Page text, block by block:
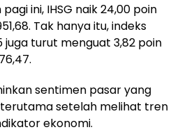
ini, IHSG naik 24,00 poin
Tak hanya itu, indeks
juga turut menguat 3,82 poin
sentimen pasar yang
setelah melihat tren
ekonomi.